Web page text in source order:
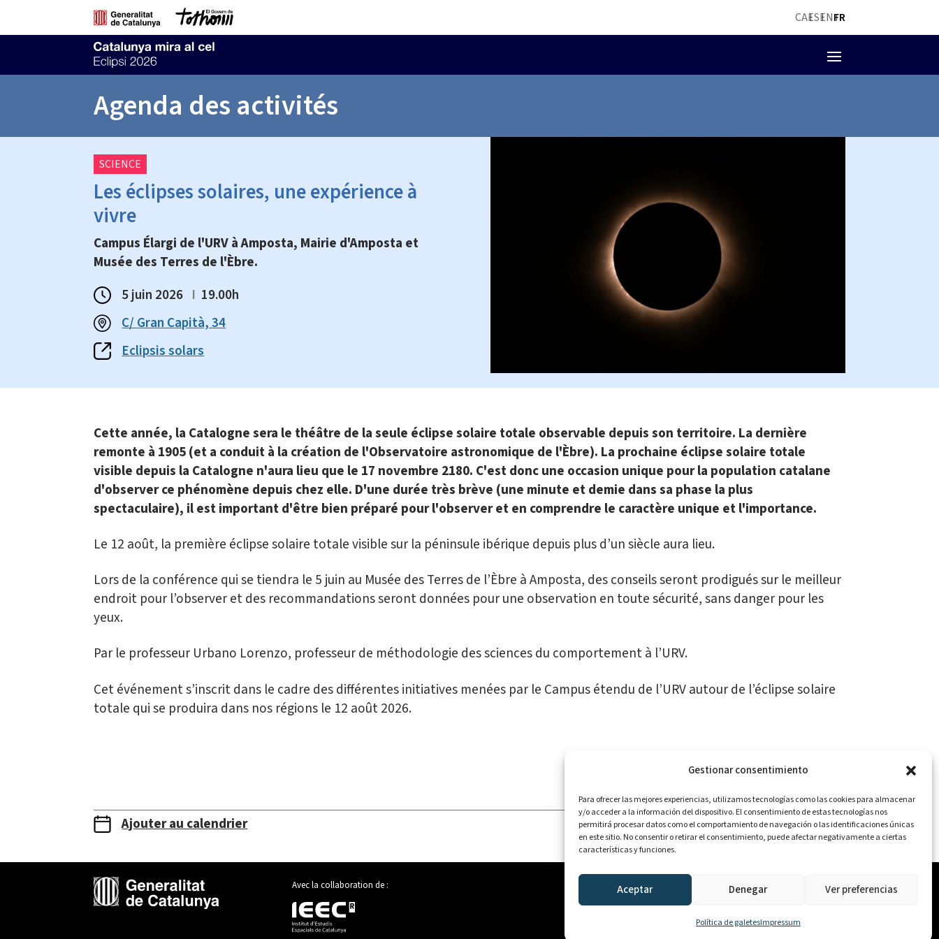
Gestionar consentimiento
Para ofrecer las mejores experiencias, utilizamos tecnologías como las cookies para almacenar
y/o acceder a la información del dispositivo. El consentimiento de estas tecnologías nos
permitirá procesar datos como el comportamiento de navegación o las identificaciones únicas
en este sitio. No consentir o retirar el consentimiento, puede afectar negativamente a ciertas
características y funciones.
Aceptar Denegar Ver preferencias
Política de galetesImpressum
CAESENFR
Agenda des activités
SCIENCE
Les éclipses solaires, une expérience à
vivre
Campus Élargi de l'URV à Amposta, Mairie d'Amposta et
Musée des Terres de l'Èbre.
5 juin 2026 I 19.00h
C/ Gran Capità, 34
Eclipsis solars
Cette année, la Catalogne sera le théâtre de la seule éclipse solaire totale observable depuis son territoire. La dernière
remonte à 1905 (et a conduit à la création de l'Observatoire astronomique de l'Èbre). La prochaine éclipse solaire totale
visible depuis la Catalogne n'aura lieu que le 17 novembre 2180. C'est donc une occasion unique pour la population catalane
d'observer ce phénomène depuis chez elle. D'une durée très brève (une minute et demie dans sa phase la plus
spectaculaire), il est important d'être bien préparé pour l'observer et en comprendre le caractère unique et l'importance.
Le 12 août, la première éclipse solaire totale visible sur la péninsule ibérique depuis plus d’un siècle aura lieu.
Lors de la conférence qui se tiendra le 5 juin au Musée des Terres de l’Èbre à Amposta, des conseils seront prodigués sur le meilleur
endroit pour l’observer et des recommandations seront données pour une observation en toute sécurité, sans danger pour les
yeux.
Par le professeur Urbano Lorenzo, professeur de méthodologie des sciences du comportement à l’URV.
Cet événement s’inscrit dans le cadre des différentes initiatives menées par le Campus étendu de l’URV autour de l’éclipse solaire
totale qui se produira dans nos régions le 12 août 2026.
Ajouter au calendrier PARTAGER:
Avec la collaboration de :
Mentions légales
Politique de cookies
©2025 Generalitat de Catalunya